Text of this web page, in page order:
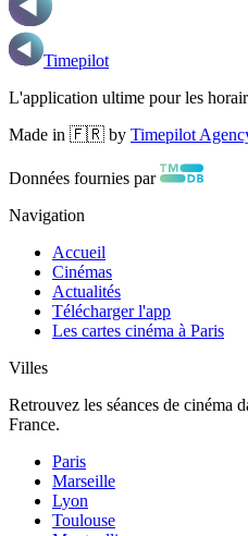
Timepilot
L'application ultime pour les
Made in 🇫🇷 by Timepilot
Données fournies par
Navigation
Accueil
Cinémas
Actualités
Télécharger l'app
Les cartes cinéma à Paris
Villes
Retrouvez les séances de cinéma
France.
Paris
Marseille
Lyon
Toulouse